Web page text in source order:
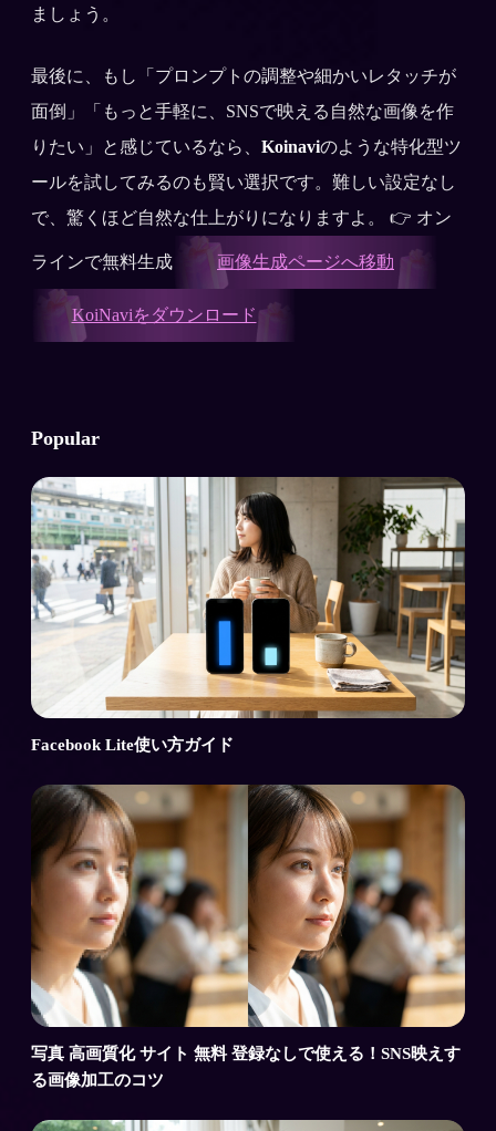
ましょう。
最後に、もし「プロンプトの調整や細かいレタッチが
面倒」「もっと手軽に、SNSで映える自然な画像を作
りたい」と感じているなら、 Koinaviのような特化型ツ
ールを試してみるのも賢い選択です。難しい設定なし
で、驚くほど自然な仕上がりになりますよ。 👉 オン
ラインで無料生成 画像生成ページへ移動
KoiNaviをダウンロード
Popular
Facebook Lite使い方ガイド
写真 高画質化 サイト 無料 登録なしで使える！SNS映えす
る画像加工のコツ